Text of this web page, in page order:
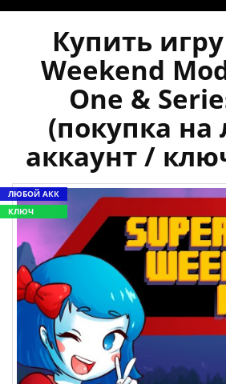
Купить
Weekend
One &
(покупка
аккаунт /
ЛЮБОЙ АКК
КЛЮЧ